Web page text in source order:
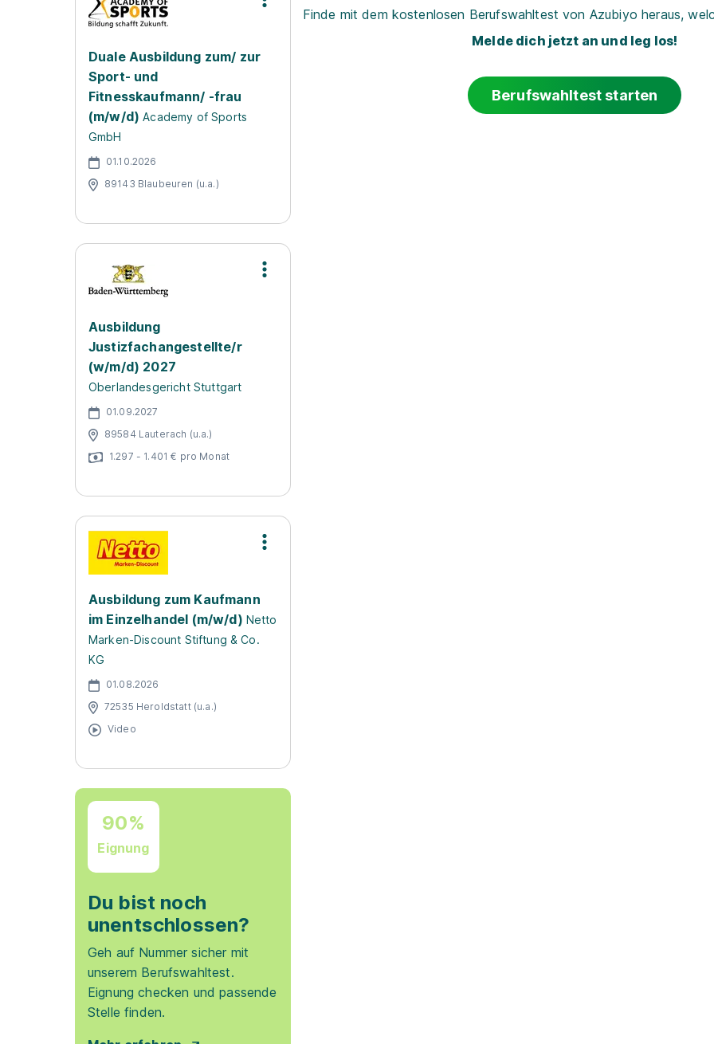
Duale Ausbildung zum/ zur
Sport- und
Fitnesskaufmann/ -frau
(m/w/d) Academy of Sports
GmbH
01.10.2026
89143 Blaubeuren (u.a.)
Ausbildung
Justizfachangestellte/r
(w/m/d) 2027
Oberlandesgericht Stuttgart
01.09.2027
89584 Lauterach (u.a.)
1.297 - 1.401 € pro Monat
Ausbildung zum Kaufmann
im Einzelhandel (m/w/d) Netto
Marken-Discount Stiftung & Co.
KG
01.08.2026
72535 Heroldstatt (u.a.)
Video
90%
Eignung
Du bist noch
unentschlossen?
Geh auf Nummer sicher mit
unserem Berufswahltest.
Eignung checken und passende
Stelle finden.
Finde mit dem kostenlosen Berufswahltest von Azubiyo heraus,
Melde dich jetzt an und leg los!
Berufswahltest starten